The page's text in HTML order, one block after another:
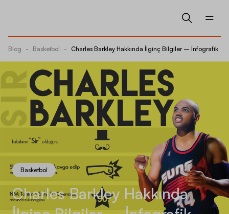
Blog - Basketbol - Charles Barkley Hakkında İlginç Bilgiler – İnfografik
Basketbol
Charles Barkley Hakkında